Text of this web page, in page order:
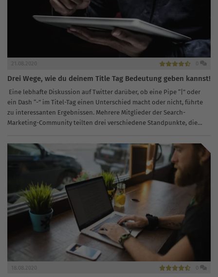
21.08.2020 0
Drei Wege, wie du deinem Title Tag Bedeutung geben kannst!
Eine lebhafte Diskussion auf Twitter darüber, ob eine Pipe “|” oder
ein Dash “-” im Titel-Tag einen Unterschied macht oder nicht, führte
zu interessanten Ergebnissen. Mehrere Mitglieder der Search-
Marketing-Community teilten drei verschiedene Standpunkte, die
18.08.2020 0